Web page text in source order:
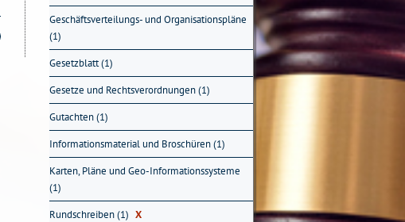
Geschäftsverteilungs- und Organisationspläne
(1)
Gesetzblatt (1)
Gesetze und Rechtsverordnungen (1)
Gutachten (1)
Informationsmaterial und Broschüren (1)
Karten, Pläne und Geo-Informationssysteme
(1)
Rundschreiben (1) X